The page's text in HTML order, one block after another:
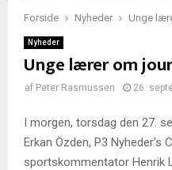
Forside Nyheder Unge
Nyheder
Unge lærer om
af Peter Rasmussen 26.
I morgen, torsdag den 27.
Erkan Özden, P3 Nyheder’s
sportskommentator Henrik